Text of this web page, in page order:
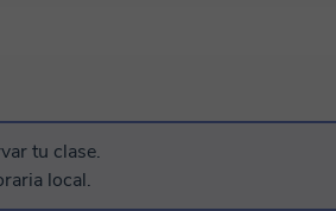
tu clase.
local.